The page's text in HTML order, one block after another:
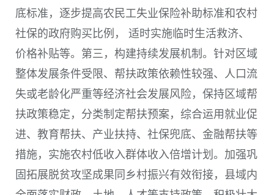
底标准，逐步提高农民工失业保险补助标准和农村
社保的政府购买比例， 适时实施临时生活救济、
价格补贴等。第三，构建持续发展机制。针对区域
整体发展条件受限、帮扶政策依赖性较强、人口流
失或老龄化严重等经济社会发展风险，保持区域帮
扶政策稳定，分类制定帮扶预案，综合运用就业促
进、教育帮扶、产业扶持、社保兜底、金融帮扶等
措施，实施农村低收入群体收入倍增计划。加强巩
固拓展脱贫攻坚成果同乡村振兴有效衔接，县域内